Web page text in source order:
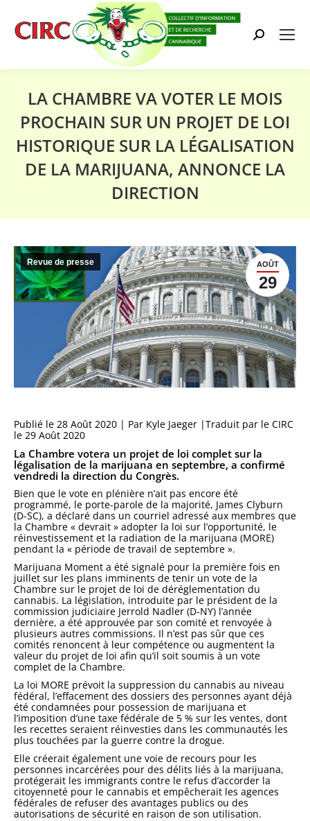
Search:
LA CHAMBRE VA VOTER LE MOIS
PROCHAIN SUR UN PROJET DE LOI
HISTORIQUE SUR LA LÉGALISATION
DE LA MARIJUANA, ANNONCE LA
DIRECTION
AOÛT
29
Revue de presse
Publié le 28 Août 2020 | Par Kyle Jaeger |Traduit par le CIRC
le 29 Août 2020
La Chambre votera un projet de loi complet sur la
légalisation de la marijuana en septembre, a confirmé
vendredi la direction du Congrès.
Bien que le vote en plénière n’ait pas encore été
programmé, le porte-parole de la majorité, James Clyburn
(D-SC), a déclaré dans un courriel adressé aux membres que
la Chambre « devrait » adopter la loi sur l’opportunité, le
réinvestissement et la radiation de la marijuana (MORE)
pendant la « période de travail de septembre ».
Marijuana Moment a été signalé pour la première fois en
juillet sur les plans imminents de tenir un vote de la
Chambre sur le projet de loi de déréglementation du
cannabis. La législation, introduite par le président de la
commission judiciaire Jerrold Nadler (D-NY) l’année
dernière, a été approuvée par son comité et renvoyée à
plusieurs autres commissions. Il n’est pas sûr que ces
comités renoncent à leur compétence ou augmentent la
valeur du projet de loi afin qu’il soit soumis à un vote
complet de la Chambre.
La loi MORE prévoit la suppression du cannabis au niveau
fédéral, l’effacement des dossiers des personnes ayant déjà
été condamnées pour possession de marijuana et
l’imposition d’une taxe fédérale de 5 % sur les ventes, dont
les recettes seraient réinvesties dans les communautés les
plus touchées par la guerre contre la drogue.
Elle créerait également une voie de recours pour les
personnes incarcérées pour des délits liés à la marijuana,
protégerait les immigrants contre le refus d’accorder la
citoyenneté pour le cannabis et empêcherait les agences
fédérales de refuser des avantages publics ou des
autorisations de sécurité en raison de son utilisation.